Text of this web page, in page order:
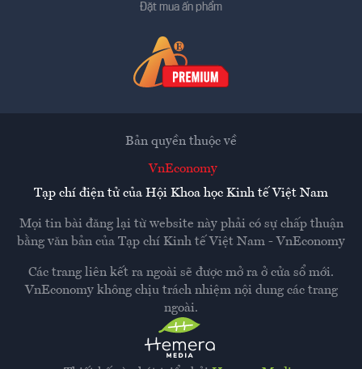
Đặt mua ấn phẩm
Bản quyền thuộc về
VnEconomy
Tạp chí điện tử của Hội Khoa học Kinh tế Việt Nam
Mọi tin bài đăng lại từ website này phải có sự chấp thuận
bằng văn bản của Tạp chí Kinh tế Việt Nam - VnEconomy
Các trang liên kết ra ngoài sẽ được mở ra ở cửa sổ mới.
VnEconomy không chịu trách nhiệm nội dung các trang
ngoài.